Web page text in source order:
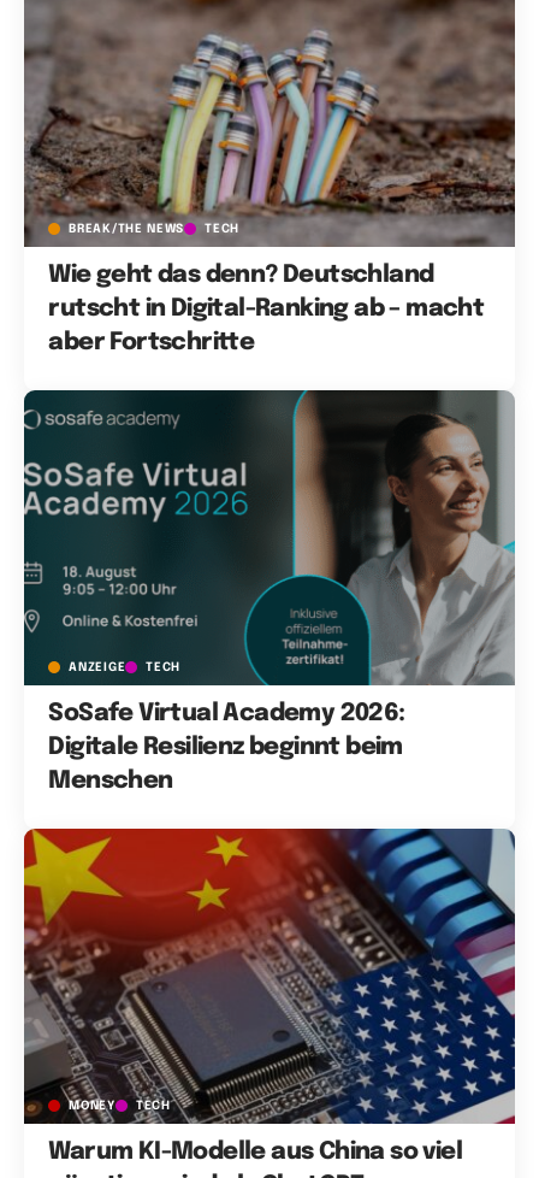
BREAK/THE NEWS TECH
Wie geht das denn? Deutschland
rutscht in Digital-Ranking ab – macht
aber Fortschritte
ANZEIGE TECH
SoSafe Virtual Academy 2026:
Digitale Resilienz beginnt beim
Menschen
MONEY TECH
Warum KI-Modelle aus China so viel